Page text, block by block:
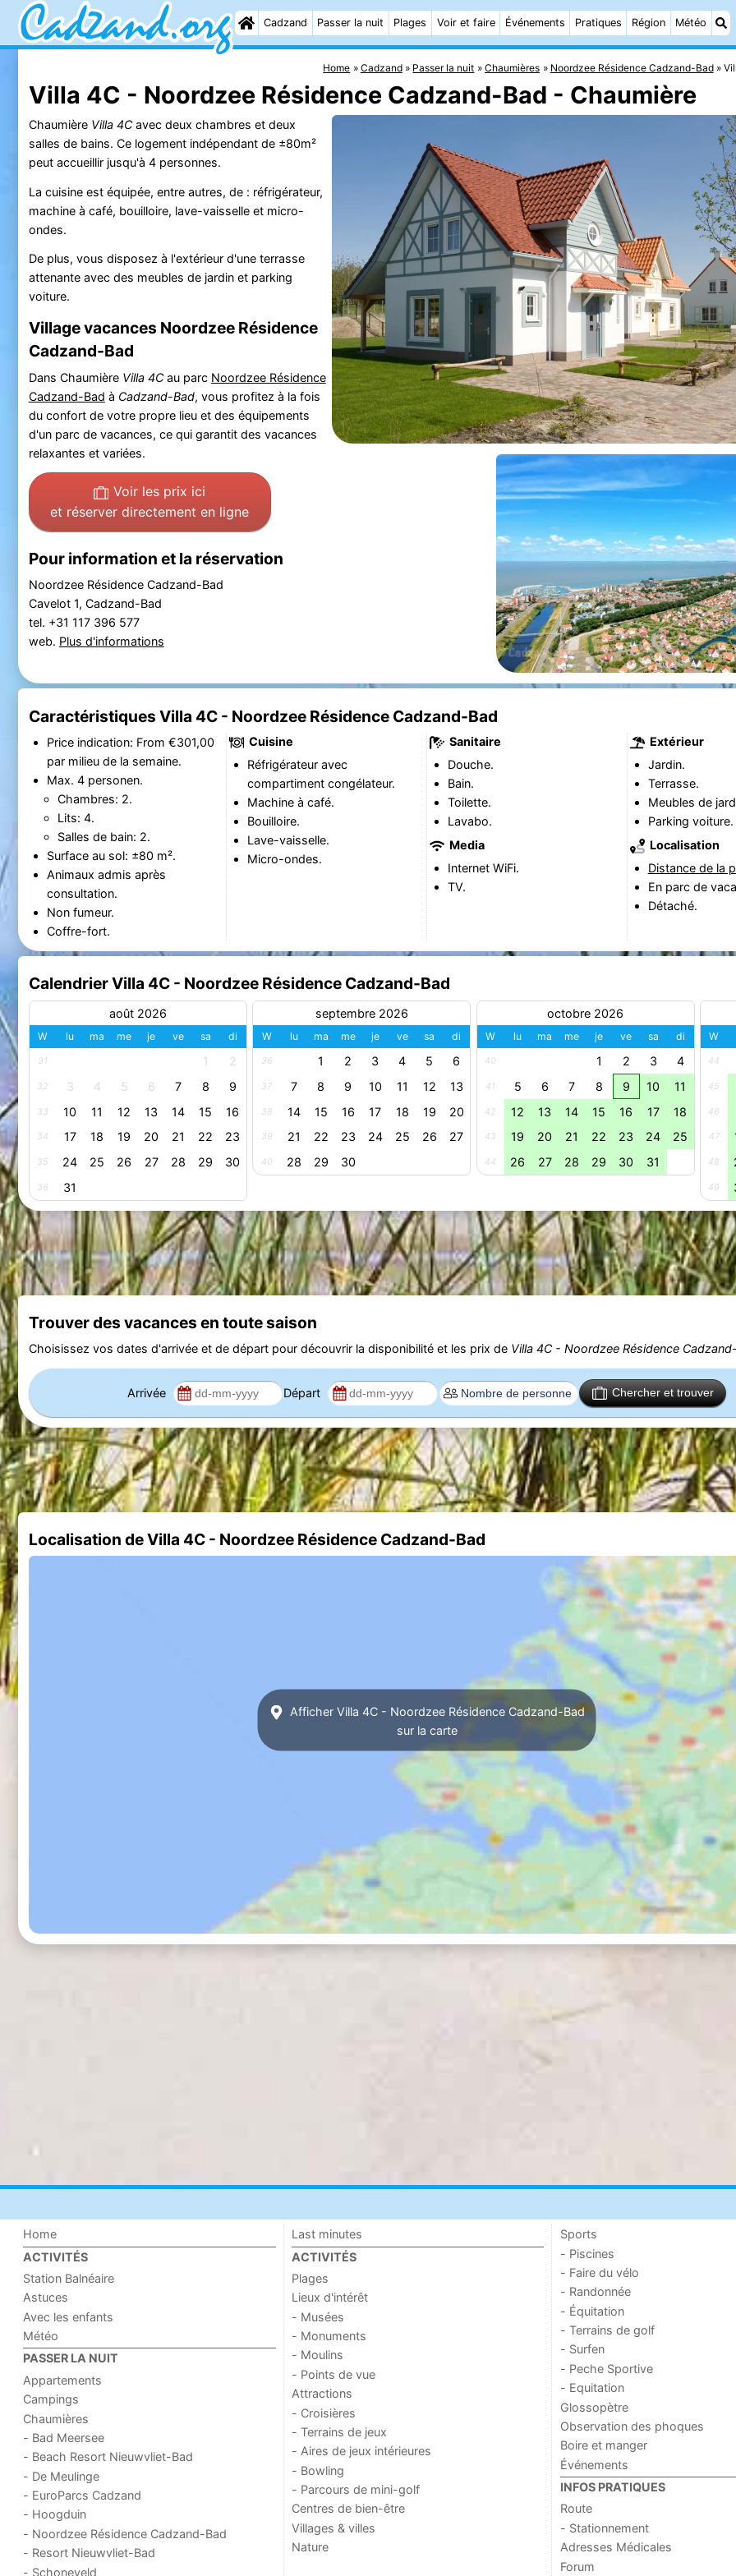
Cadzand Passer la nuit Plages Voir et faire Événements Pratiques Région Météo
Home Cadzand Passer la nuit Chaumières Noordzee Résidence Cadzand-Bad
Villa 4C - Noordzee Résidence Cadzand-Bad - Chaumière
Chaumière Villa 4Cavec deux chambres et deux
salles de bains. Ce logement indépendant de ±80m²
peut accueillir jusqu'à 4 personnes.
La cuisine est équipée, entre autres, de : réfrigérateur,
machine à café, bouilloire, lave-vaisselle et micro-
ondes.
De plus, vous disposez à l'extérieur d'une terrasse
attenante avec des meubles de jardin et parking
voiture.
Village vacances Noordzee Résidence
Cadzand-Bad
Dans Chaumière Villa 4Cau parc Noordzee Résidence
Cadzand-Bad à Cadzand-Bad, vous profitez à la fois
du confort de votre propre lieu et des équipements
d'un parc de vacances, ce qui garantit des vacances
relaxantes et variées.
Voir les prix ici
et réserver directement en ligne
Pour information et la réservation
Noordzee Résidence Cadzand-Bad
Cavelot 1, Cadzand-Bad
tel. +31 117 396 577
web. Plus d'informations
Caractéristiques Villa 4C - Noordzee Résidence Cadzand-Bad
Price indication: From €301,00
par milieu de la semaine.
Max. 4 personen.
Chambres: 2.
Lits: 4.
Salles de bain: 2.
Surface au sol: ±80 m².
Animaux admis après
consultation.
Non fumeur.
Coffre-fort.
Cuisine
Réfrigérateur avec
compartiment congélateur.
Machine à café.
Bouilloire.
Lave-vaisselle.
Micro-ondes.
Sanitaire
Douche.
Bain.
Toilette.
Lavabo.
Media
Internet WiFi.
TV.
Extérieur
Jardin.
Terrasse.
Meubles de
Parking voiture.
Localisation
Distance de la
En parc de
Détaché.
Calendrier Villa 4C - Noordzee Résidence Cadzand-Bad
août 2026
W lu ma me je ve sa di
31 1 2
32 3 4 5 6 7 8 9
33 10 11 12 13 14 15 16
34 17 18 19 20 21 22 23
35 24 25 26 27 28 29 30
36 31
septembre 2026
W lu ma me je ve sa di
36 1 2 3 4 5 6
37 7 8 9 10 11 12 13
38 14 15 16 17 18 19 20
39 21 22 23 24 25 26 27
40 28 29 30
octobre 2026
W lu ma me je ve sa di
40 1 2 3 4
41 5 6 7 8 9 10 11
42 12 13 14 15 16 17 18
43 19 20 21 22 23 24 25
44 26 27 28 29 30 31
W
44
45
46
47
48
49
Trouver des vacances en toute saison
Choisissez vos dates d'arrivée et de départ pour découvrir la disponibilité et les prix de Villa 4C - Noordzee Résidence
Arrivée Départ Chercher et trouver
Localisation de Villa 4C - Noordzee Résidence Cadzand-Bad
Afficher Villa 4C - Noordzee Résidence Cadzand-Bad
sur la carte
Home
ACTIVITÉS
Station Balnéaire
Astuces
Avec les enfants
Météo
PASSER LA NUIT
Appartements
Campings
Chaumières
- Bad Meersee
- Beach Resort Nieuwvliet-Bad
- De Meulinge
- EuroParcs Cadzand
- Hoogduin
- Noordzee Résidence Cadzand-Bad
- Resort Nieuwvliet-Bad
- Schoneveld
Last minutes
ACTIVITÉS
Plages
Lieux d'intérêt
- Musées
- Monuments
- Moulins
- Points de vue
Attractions
- Croisières
- Terrains de jeux
- Aires de jeux intérieures
- Bowling
- Parcours de mini-golf
Centres de bien-être
Villages & villes
Nature
Sports
- Piscines
- Faire du vélo
- Randonnée
- Équitation
- Terrains de golf
- Surfen
- Peche Sportive
- Equitation
Glossopètre
Observation des phoques
Boire et manger
Événements
INFOS PRATIQUES
Route
- Stationnement
Adresses Médicales
Forum